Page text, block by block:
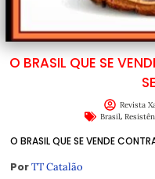
O BRASIL QUE SE
Revista
Brasil,
O BRASIL QUE SE VENDE
PorTT Catalão